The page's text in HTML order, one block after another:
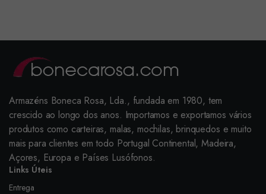
Armazéns Boneca Rosa, Lda., fundada em 1980, tem
crescido ao longo dos anos. Importamos e exportamos vários
produtos como carteiras, malas, mochilas, brinquedos e muito
mais para clientes em todo Portugal Continental, Madeira,
Açores, Europa e Países Lusófonos.
Links Úteis
Entrega